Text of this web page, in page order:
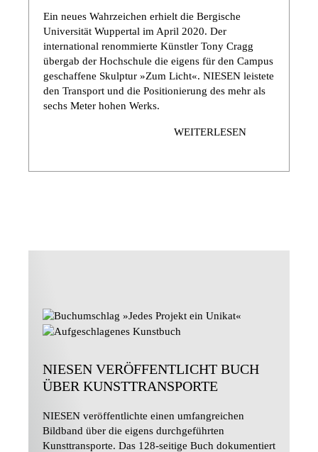
Ein neues Wahrzeichen erhielt die Bergische
Universität Wuppertal im April 2020. Der
international renommierte Künstler Tony Cragg
übergab der Hochschule die eigens für den Campus
geschaffene Skulptur »Zum Licht«. NIESEN leistete
den Transport und die Positionierung des mehr als
sechs Meter hohen Werks.
WEITERLESEN
NIESEN VERÖFFENTLICHT BUCH
ÜBER KUNSTTRANSPORTE
NIESEN veröffentlichte einen umfangreichen
Bildband über die eigens durchgeführten
Kunsttransporte. Das 128-seitige Buch dokumentiert